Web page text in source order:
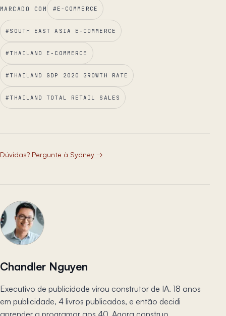
MARCADO COM #E-COMMERCE
#SOUTH EAST ASIA E-COMMERCE
#THAILAND E-COMMERCE
#THAILAND GDP 2020 GROWTH RATE
#THAILAND TOTAL RETAIL SALES
Dúvidas? Pergunte à Sydney →
Chandler Nguyen
Executivo de publicidade virou construtor de IA. 18 anos
em publicidade, 4 livros publicados, e então decidi
aprender a programar aos 40. Agora construo